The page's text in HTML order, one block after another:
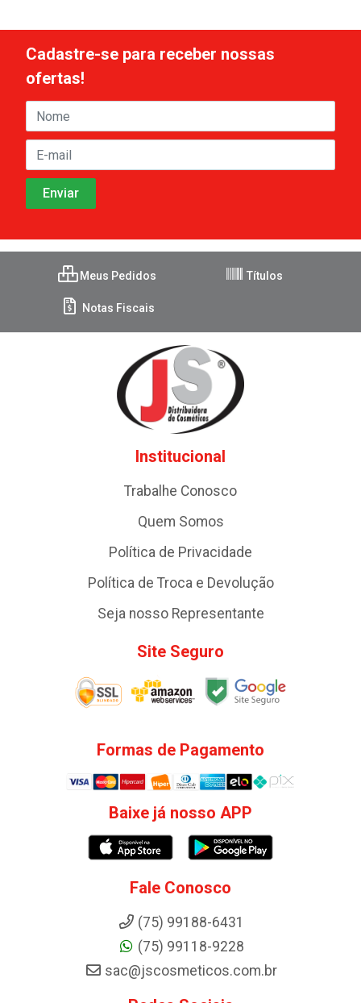
Cadastre-se para receber nossas
ofertas!
Meus Pedidos Títulos
Notas Fiscais
Institucional
Trabalhe Conosco
Quem Somos
Política de Privacidade
Política de Troca e Devolução
Seja nosso Representante
Site Seguro
Formas de Pagamento
Baixe já nosso APP
Fale Conosco
(75) 99188-6431
(75) 99118-9228
sac@jscosmeticos.com.br